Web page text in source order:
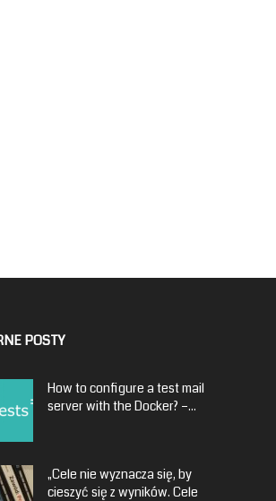
POSTY
How to configure a test mail
server with the Docker? –...
„Cele nie wyznacza się, by
cieszyć się z wyników. Cele